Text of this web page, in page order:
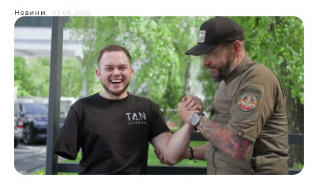
Новини 07.05.2026